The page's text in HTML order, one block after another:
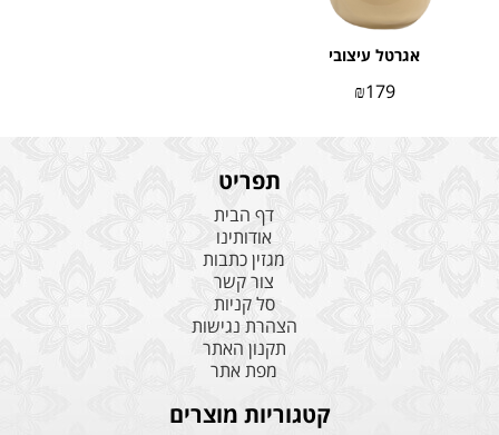
אגרטל עיצובי
₪179
תפריט
דף הבית
אודותינו
מגזין כתבות
צור קשר
סל קניות
הצהרת נגישות
תקנון האתר
מפת אתר
קטגוריות מוצרים